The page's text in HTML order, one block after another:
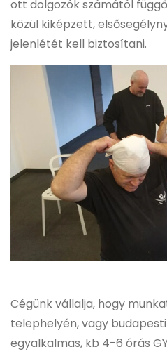
ott dolgozók számától
közül kiképzett,
jelenlétét kell biztosítani.
Cégünk vállalja, hogy
telephelyén, vagy
egyalkalmas, kb 4-6 órás